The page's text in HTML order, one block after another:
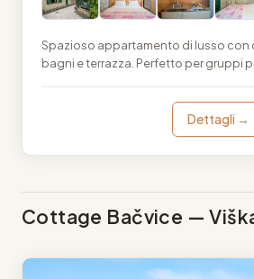
Spazioso appartamento di lusso con
bagni e terrazza. Perfetto per gruppi
Dettagli →
Cottage Bačvice —